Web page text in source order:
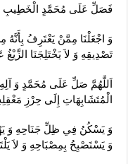
فَصَلِّ عَلَى مُحَمَّدٍ الْخَطِيبِ
وَ اجْعَلْنَا مِمَّنْ يَعْتَرِفُ
تَصْدِيقِهِ وَ لاَ يَخْتَلِجَنَا
اَللَّهُمَّ صَلِّ عَلَى مُحَمَّدٍ وَ
الْمُتَشَابِهَاتِ إِلَى حِرْزِ
وَ يَسْكُنُ فِي ظِلِّ جَنَاحِهِ وَ
وَ يَسْتَصْبِحُ بِمِصْبَاحِهِ وَ لاَ